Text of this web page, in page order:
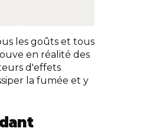
les goûts et tous
en réalité des
d'effets
la fumée et y